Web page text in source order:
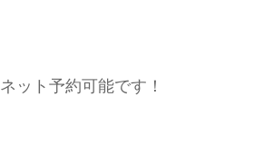
ネット予約可能です！